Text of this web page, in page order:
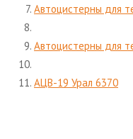
Автоцистерны для
Автоцистерны для
АЦВ-19 Урал 6370